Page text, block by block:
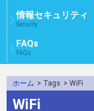
情報セキュリティ
Security
FAQs
FAQs
ホーム > Tags > WiFi
WiFi